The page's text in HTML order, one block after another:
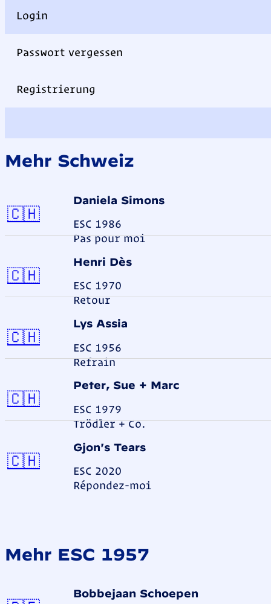
Login
Passwort vergessen
Registrierung
Mehr Schweiz
Daniela Simons
ESC 1986
Pas pour moi
🇨🇭Schweiz
Henri Dès
ESC 1970
Retour
🇨🇭Schweiz
Lys Assia
ESC 1956
Refrain
🇨🇭Schweiz
Peter, Sue + Marc
ESC 1979
Trödler + Co.
🇨🇭Schweiz
Gjon's Tears
ESC 2020
Répondez-moi
🇨🇭Schweiz
Mehr ESC 1957
Bobbejaan Schoepen